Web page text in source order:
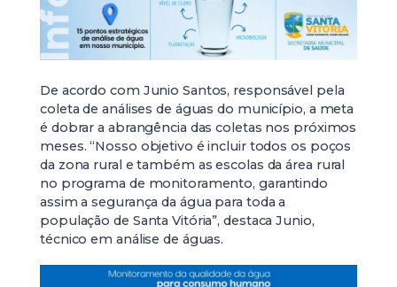
De acordo com Junio Santos, responsável pela
coleta de análises de águas do município, a meta
é dobrar a abrangência das coletas nos próximos
meses. “Nosso objetivo é incluir todos os poços
da zona rural e também as escolas da área rural
no programa de monitoramento, garantindo
assim a segurança da água para toda a
população de Santa Vitória”, destaca Junio,
técnico em análise de águas.